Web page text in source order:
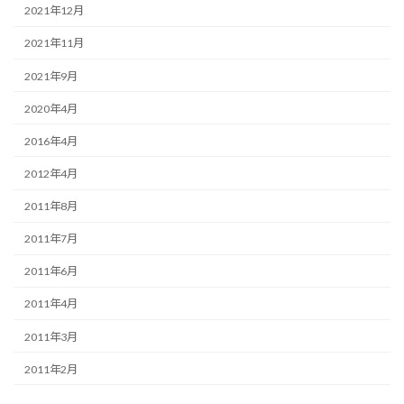
2021年12月
2021年11月
2021年9月
2020年4月
2016年4月
2012年4月
2011年8月
2011年7月
2011年6月
2011年4月
2011年3月
2011年2月